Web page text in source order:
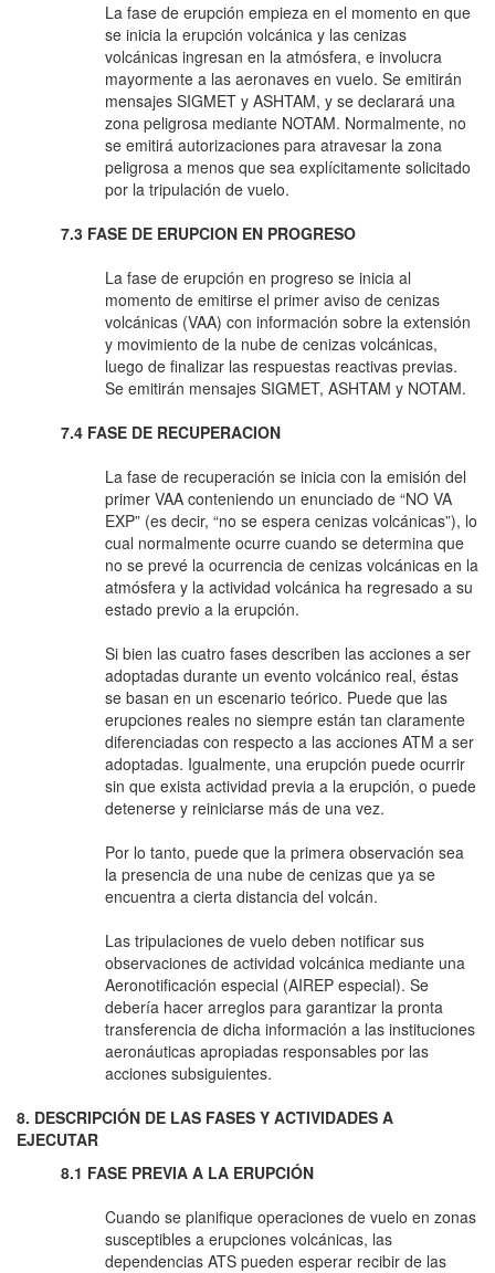
La fase de erupción empieza en el momento en que
se inicia la erupción volcánica y las cenizas
volcánicas ingresan en la atmósfera, e involucra
mayormente a las aeronaves en vuelo. Se emitirán
mensajes SIGMET y ASHTAM, y se declarará una
zona peligrosa mediante NOTAM. Normalmente, no
se emitirá autorizaciones para atravesar la zona
peligrosa a menos que sea explícitamente solicitado
por la tripulación de vuelo.
7.3 FASE DE ERUPCION EN PROGRESO
La fase de erupción en progreso se inicia al
momento de emitirse el primer aviso de cenizas
volcánicas (VAA) con información sobre la extensión
y movimiento de la nube de cenizas volcánicas,
luego de finalizar las respuestas reactivas previas.
Se emitirán mensajes SIGMET, ASHTAM y NOTAM.
7.4 FASE DE RECUPERACION
La fase de recuperación se inicia con la emisión del
primer VAA conteniendo un enunciado de “NO VA
EXP” (es decir, “no se espera cenizas volcánicas”), lo
cual normalmente ocurre cuando se determina que
no se prevé la ocurrencia de cenizas volcánicas en la
atmósfera y la actividad volcánica ha regresado a su
estado previo a la erupción.
Si bien las cuatro fases describen las acciones a ser
adoptadas durante un evento volcánico real, éstas
se basan en un escenario teórico. Puede que las
erupciones reales no siempre están tan claramente
diferenciadas con respecto a las acciones ATM a ser
adoptadas. Igualmente, una erupción puede ocurrir
sin que exista actividad previa a la erupción, o puede
detenerse y reiniciarse más de una vez.
Por lo tanto, puede que la primera observación sea
la presencia de una nube de cenizas que ya se
encuentra a cierta distancia del volcán.
Las tripulaciones de vuelo deben notificar sus
observaciones de actividad volcánica mediante una
Aeronotificación especial (AIREP especial). Se
debería hacer arreglos para garantizar la pronta
transferencia de dicha información a las instituciones
aeronáuticas apropiadas responsables por las
acciones subsiguientes.
8. DESCRIPCIÓN DE LAS FASES Y ACTIVIDADES A
EJECUTAR
8.1 FASE PREVIA A LA ERUPCIÓN
Cuando se planifique operaciones de vuelo en zonas
susceptibles a erupciones volcánicas, las
dependencias ATS pueden esperar recibir de las